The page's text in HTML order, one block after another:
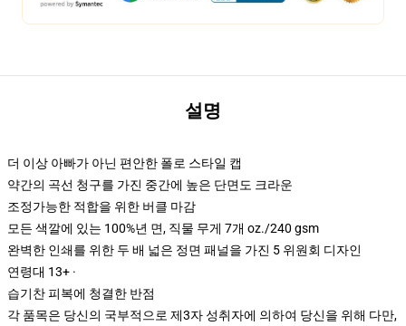
설명
더 이상 아빠가 아닌 편안한 폴로 스타일 캡
약간의 곡선 청구를 가진 중간에 높은 단면도 크라운
조정가능한 적합을 위한 버클 마감
모든 색깔에 있는 100%년 면, 직물 무게 7개 oz./240 gsm
완벽한 인쇄를 위한 두 배 넓은 정면 패널을 가진 5 위원회 디자인
연령대 13+ ·
습기찬 피복에 청결한 반점
각 품목은 당신의 국부적으로 제3자 성취자에 의하여 당신을 위해 다만,